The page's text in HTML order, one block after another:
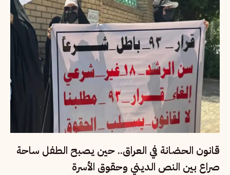
قانون الحضانة في العراق.. حين يصبح الطفل ساحة
صراع بين النص الديني وحقوق الأسرة